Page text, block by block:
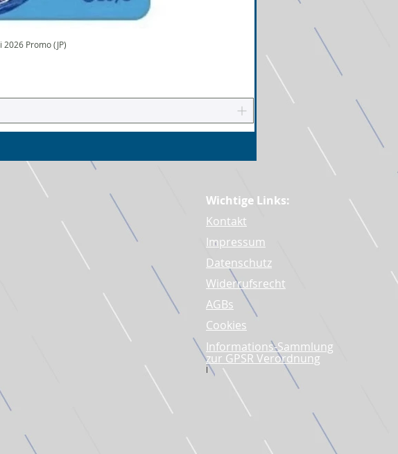
Promo (JP)
Wichtige Links:
Kontakt
Impressum
Datenschutz
Widerrufsrecht
AGBs
Cookies
Informations-Sammlung
zur GPSR Verordnung
i​